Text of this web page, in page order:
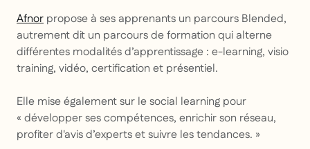
Afnor propose à ses apprenants un parcours Blended,
autrement dit un parcours de formation qui alterne
différentes modalités d’apprentissage : e-learning, visio
training, vidéo, certification et présentiel.
Elle mise également sur le social learning pour
« développer ses compétences, enrichir son réseau,
profiter d'avis d’experts et suivre les tendances. »